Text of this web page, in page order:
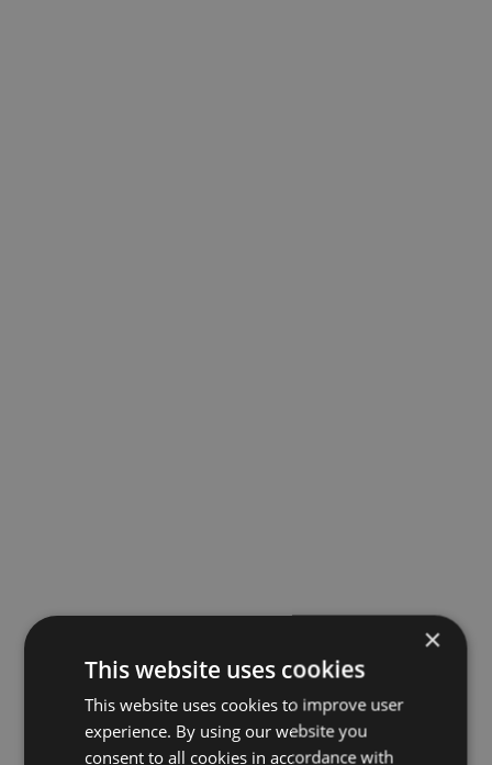
×
This website uses cookies
This website uses cookies to improve user
experience. By using our website you
consent to all cookies in accordance with